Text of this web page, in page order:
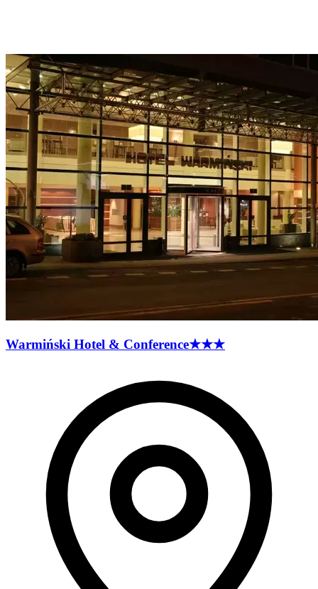
Warmiński Hotel & Conference★★★